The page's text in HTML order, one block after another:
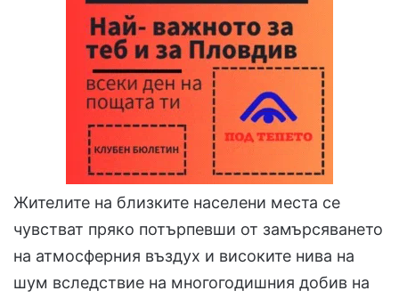
Жителите на близките населени места се
чувстват пряко потърпевши от замърсяването
на атмосферния въздух и високите нива на
шум вследствие на многогодишния добив на